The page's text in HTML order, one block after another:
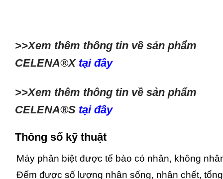
>>Xem thêm thông tin về sản phẩm
CELENA®X tại đây
>>Xem thêm thông tin về sản phẩm
CELENA®S tại đây
Thông số kỹ thuật
Máy phân biệt được tế bào có nhân, không
Đếm được số lượng nhân sống, nhân chết,